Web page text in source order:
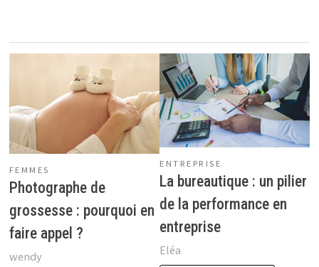
FEMMES
Photographe de
grossesse : pourquoi en
faire appel ?
wendy
ENTREPRISE
La bureautique : un pilier
de la performance en
entreprise
Eléa